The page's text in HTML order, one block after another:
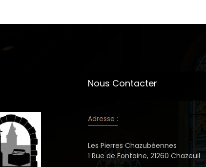
Nous Contacter
Adresse :
Les Pierres Chazubéennes
1 Rue de Fontaine, 21260 Chazeuil